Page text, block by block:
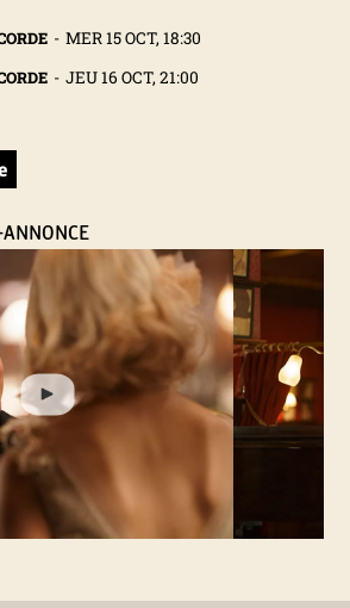
- MER 15 OCT, 18:30
- JEU 16 OCT, 21:00